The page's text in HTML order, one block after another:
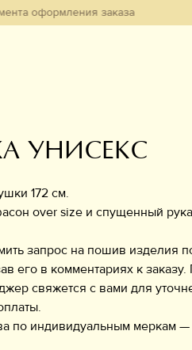
заказа
УНИСЕКС
172 см.
over size и спущенный
запрос на пошив изделия
его в комментариях к
свяжется с вами для
по индивидуальным меркам